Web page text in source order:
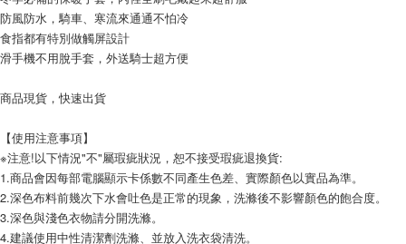
防風防水，騎車、寒流來通通不怕冷
食指都有特別做觸屏設計
滑手機不用脫手套，外送騎士超方便
商品現貨，快速出貨
【使用注意事項】
※注意!以下情況"不"屬瑕疵狀況，恕不接受瑕疵退換貨:
1.商品會因每部電腦顯示卡係數不同產生色差、實際顏色以實品為準。
2.深色布料前幾次下水會吐色是正常的現象，洗滌後不影響顏色的飽合度。
3.深色與淺色衣物請分開洗滌。
4.建議使用中性清潔劑洗滌、並放入洗衣袋清洗。